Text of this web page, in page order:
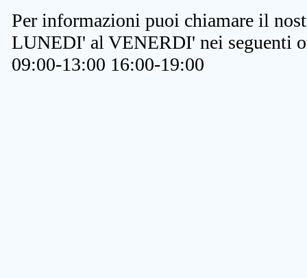
Per informazioni puoi chiamare il
LUNEDI' al VENERDI' nei seguenti
09:00-13:00 16:00-19:00